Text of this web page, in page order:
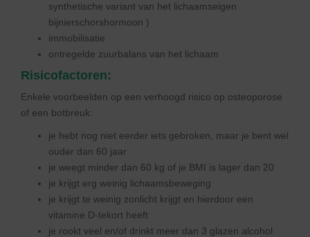
synthetische variant van het lichaamseigen
bijnierschorshormoon )
immobilisatie
ontregelde zuurbalans van het lichaam
Risicofactoren:
Enkele voorbeelden op een verhoogd risico op osteoporose
of een botbreuk:
je hebt nog niet eerder iets gebroken, maar je bent wel
ouder dan 60 jaar
je weegt minder dan 60 kg of je BMI is lager dan 20
je krijgt erg weinig lichaamsbeweging
je krijgt te weinig zonlicht krijgt en hierdoor een
vitamine D-tekort heeft
je rookt veel en/of drinkt meer dan 3 glazen alcohol